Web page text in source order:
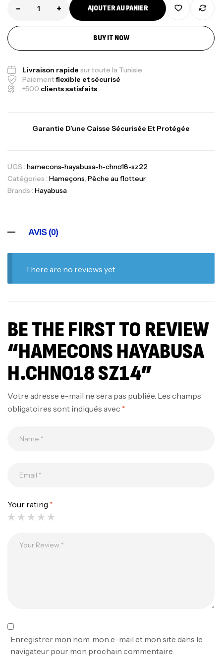
- + AJOUTER AU PANIER
BUY IT NOW
Livraison rapide sur toute la Tunisie
Paiementflexible et sécurisé
+500 clients satisfaits
Garantie D’une Caisse Sécurisée Et Protégée
UGS : hamecons-hayabusa-h-chno18-sz22
Catégories : Hameçons, Pèche au flotteur
Brands : Hayabusa
AVIS (0)
There are no reviews yet.
BE THE FIRST TO REVIEW
“HAMECONS HAYABUSA
H.CHNO18 SZ14”
Votre adresse e-mail ne sera pas publiée. Les champs
obligatoires sont indiqués avec *
Your rating *
Enregistrer mon nom, mon e-mail et mon site dans le
navigateur pour mon prochain commentaire.
1.83m 120/250gr 30kg
Bagagerie
د.ت
د.ت378,000